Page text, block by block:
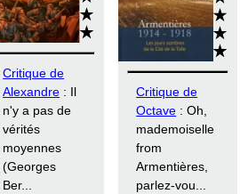
Critique de
Alexandre : Il
n'y a pas de
vérités
moyennes
(Georges
Ber...
Critique de
Octave : Oh,
mademoiselle
from
Armentières,
parlez-vou...